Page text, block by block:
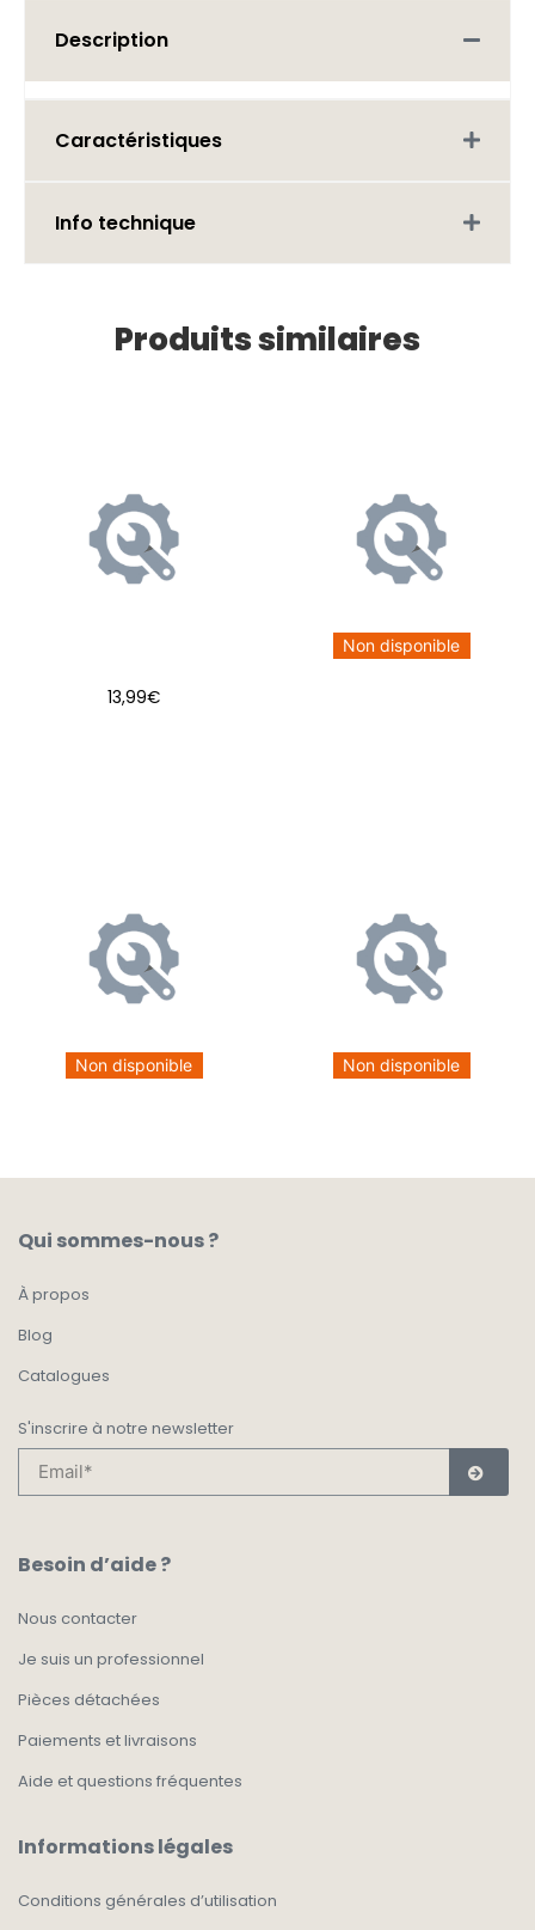
Description
Caractéristiques
Info technique
Produits similaires
13,99€
Non disponible
Non disponible Non disponible
Qui sommes-nous ?
À propos
Blog
Catalogues
S'inscrire à notre newsletter
Besoin d’aide ?
Nous contacter
Je suis un professionnel
Pièces détachées
Paiements et livraisons
Aide et questions fréquentes
Informations légales
Conditions générales d’utilisation